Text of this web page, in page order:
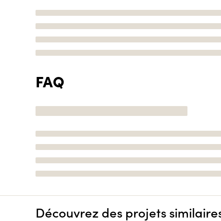
FAQ
Découvrez des projets